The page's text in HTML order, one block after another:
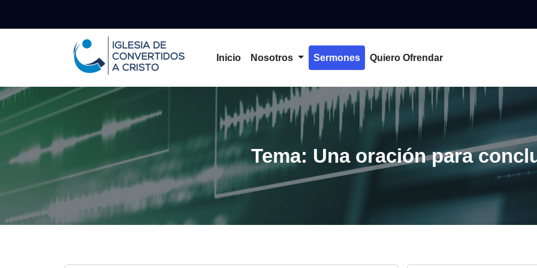
Inicio Nosotros Sermones Quiero Ofrendar
Tema: Una oración para